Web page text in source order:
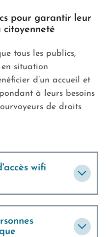
pour garantir leur
citoyenneté
tous les publics,
situation
d’un accueil et
à leurs besoins
de droits
wifi